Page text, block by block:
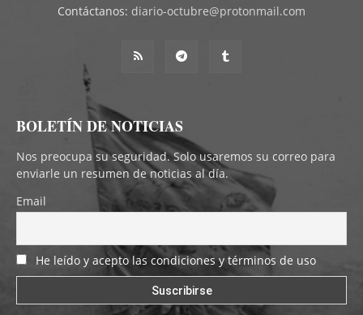
Contáctanos: diario-octubre@protonmail.com
BOLETÍN DE NOTICIAS
Nos preocupa su seguridad. Solo usaremos su correo para
enviarle un resumen de noticias al día.
Email
He leído y acepto las condiciones y términos de uso